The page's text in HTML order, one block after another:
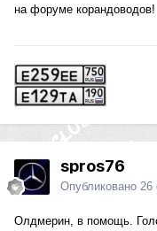
на форуме корандоводов!
spros76
Опубликовано 26
Олдмерин, в помощь.